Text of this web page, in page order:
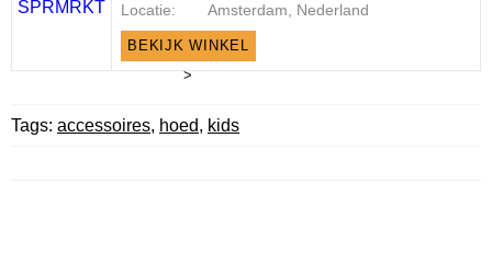
Locatie:
Amsterdam, Nederland
BEKIJK WINKEL
>
Tags: accessoires, hoed, kids